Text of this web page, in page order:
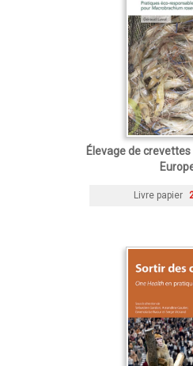
Élevage de
Livre papier